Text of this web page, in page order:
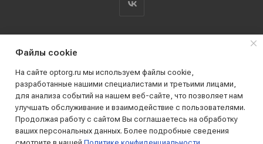
2019 - 2026 © АО КПК "Ставропольстройопторг"
Все права защищены
Файлы cookie
На сайте optorg.ru мы используем файлы cookie,
разработанные нашими специалистами и третьими лицами,
для анализа событий на нашем веб-сайте, что позволяет нам
улучшать обслуживание и взаимодействие с пользователями.
Продолжая работу с сайтом Вы соглашаетесь на обработку
ваших персональных данных. Более подробные сведения